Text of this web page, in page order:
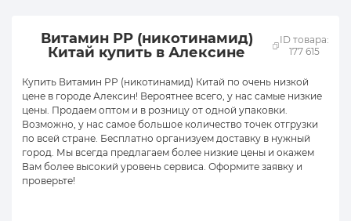
Витамин PP (никотинамид)
Китай купить в Алексине
ID товара:
177 615
Купить Витамин PP (никотинамид) Китай по очень низкой
цене в городе Алексин! Вероятнее всего, у нас самые низкие
цены. Продаем оптом и в розницу от одной упаковки.
Возможно, у нас самое большое количество точек отгрузки
по всей стране. Бесплатно организуем доставку в нужный
город. Мы всегда предлагаем более низкие цены и окажем
Вам более высокий уровень сервиса. Оформите заявку и
проверьте!